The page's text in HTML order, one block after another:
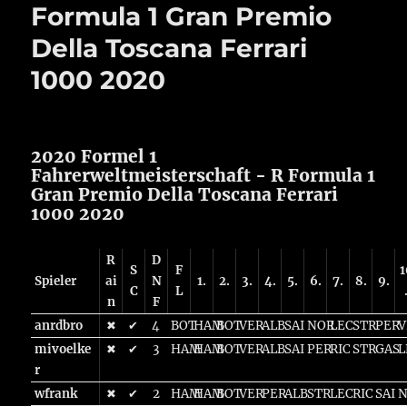
Formula 1 Gran Premio
Della Toscana Ferrari
1000 2020
2020 Formel 1
Fahrerweltmeisterschaft - R Formula 1
Gran Premio Della Toscana Ferrari
1000 2020
Spieler
R
ai
n
S
C
D
N
F
F
L
1. 2. 3. 4. 5. 6. 7. 8. 9.
anrdbro ✖ ✔ 4 BOTHAMBOTVERALBSAI NORLECSTRPER
mivoelke
r
✖ ✔ 3 HAMHAMBOTVERALBSAI PERRIC STRGAS
wfrank ✖ ✔ 2 HAMHAMBOTVERPERALBSTRLECRIC SAI